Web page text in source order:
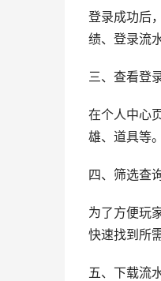
登录成功后
绩、登录流
三、查看登
在个人中心
雄、道具等。
四、筛选查
为了方便玩
快速找到所
五、下载流